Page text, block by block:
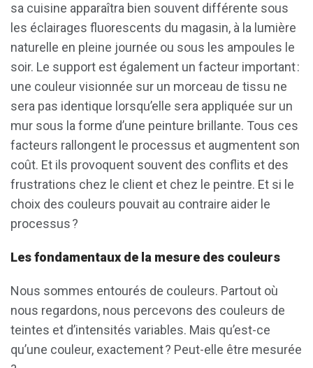
sa cuisine apparaîtra bien souvent différente sous
les éclairages fluorescents du magasin, à la lumière
naturelle en pleine journée ou sous les ampoules le
soir. Le support est également un facteur important :
une couleur visionnée sur un morceau de tissu ne
sera pas identique lorsqu’elle sera appliquée sur un
mur sous la forme d’une peinture brillante. Tous ces
facteurs rallongent le processus et augmentent son
coût. Et ils provoquent souvent des conflits et des
frustrations chez le client et chez le peintre. Et si le
choix des couleurs pouvait au contraire aider le
processus ?
Les fondamentaux de la mesure des couleurs
Nous sommes entourés de couleurs. Partout où
nous regardons, nous percevons des couleurs de
teintes et d’intensités variables. Mais qu’est-ce
qu’une couleur, exactement ? Peut-elle être mesurée